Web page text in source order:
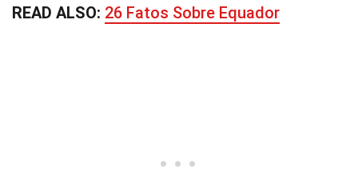
READ ALSO: 26 Fatos Sobre Equador